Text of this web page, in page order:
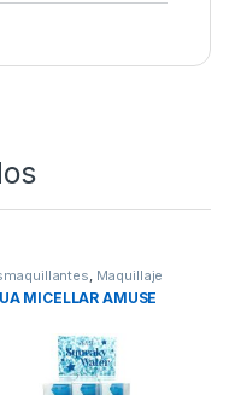
, Maquillaje
MICELLAR AMUSE